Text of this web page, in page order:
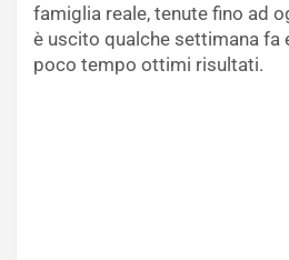
famiglia reale, tenute fino ad
è uscito qualche settimana fa
poco tempo ottimi risultati.